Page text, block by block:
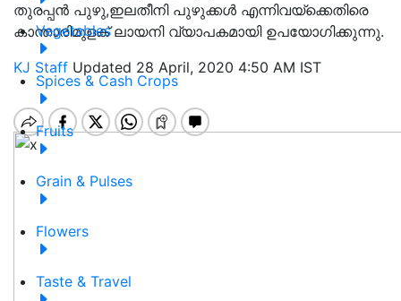
Vegetables
Spices & Cash Crops
Fruits
Grain & Pulses
Flowers
Taste & Travel
തുരപ്പൻ പുഴു,ഇലതീനി പുഴുക്കൾ എന്നിവയ്ക്കെതിരെ
കാന്താരിമുളക് ലായനി വ്യാപകമായി ഉപയോഗിക്കുന്നു.
KJ Staff Updated 28 April, 2020 4:50 AM IST